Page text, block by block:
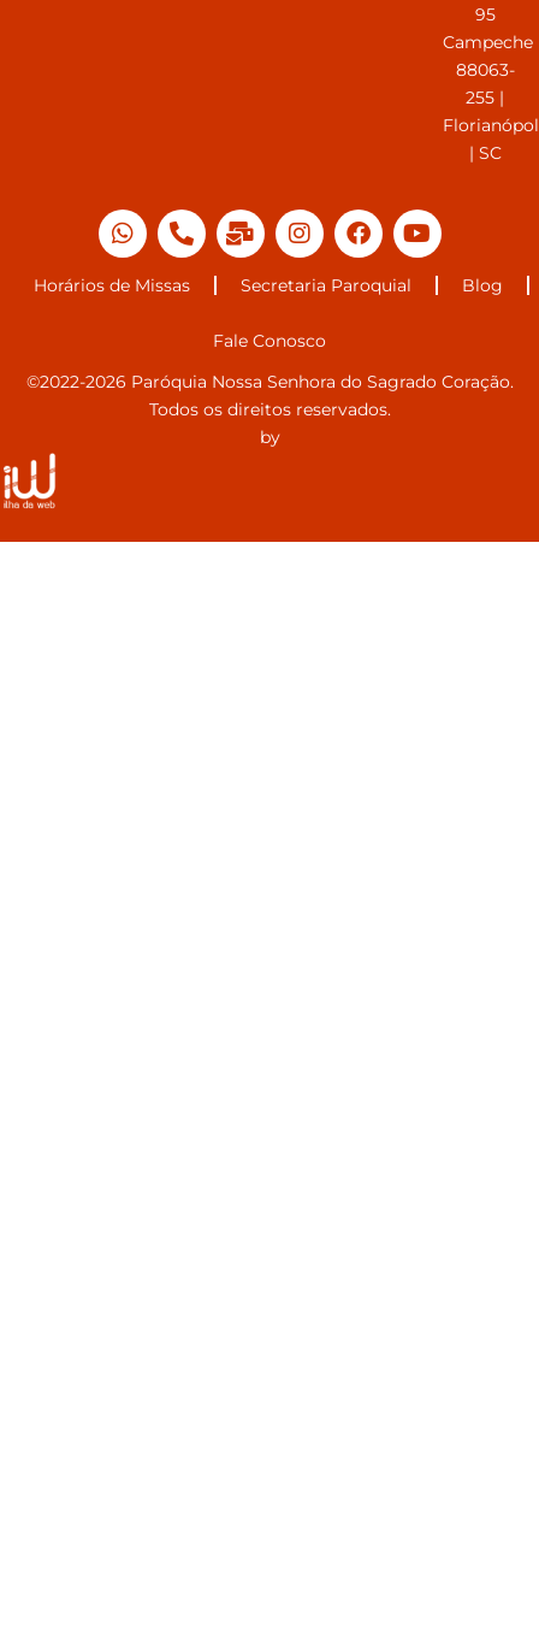
95
Campeche
88063-
255 |
| SC
Horários de Missas Secretaria Paroquial Blog
Fale Conosco
©2022-2026 Paróquia Nossa Senhora do Sagrado Coração.
Todos os direitos reservados.
by